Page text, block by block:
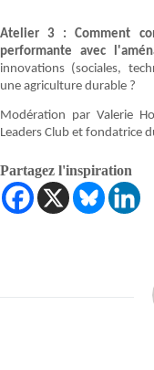
Atelier 3 : Comment
performante avec
innovations (sociales,
une agriculture durable ?
Modération par Valerie
Leaders Club et fondatrice
Partagez l'inspiration